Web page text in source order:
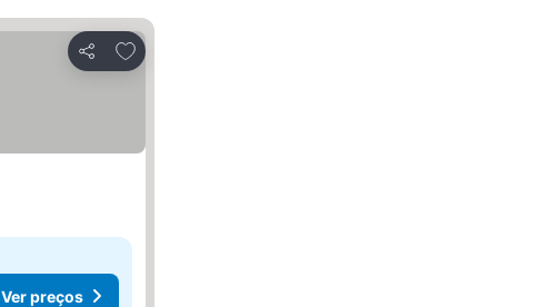
Partilhar
Adicionar aos favoritos
Ver preços